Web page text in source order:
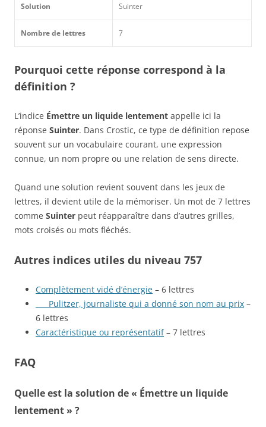
Solution Suinter
Nombre de lettres 7
Pourquoi cette réponse correspond à la
définition ?
L’indice Émettre un liquide lentement appelle ici la
réponse Suinter. Dans Crostic, ce type de définition repose
souvent sur un vocabulaire courant, une expression
connue, un nom propre ou une relation de sens directe.
Quand une solution revient souvent dans les jeux de
lettres, il devient utile de la mémoriser. Un mot de 7 lettres
comme Suinter peut réapparaître dans d’autres grilles,
mots croisés ou mots fléchés.
Autres indices utiles du niveau 757
Complètement vidé d’énergie – 6 lettres
___ Pulitzer, journaliste qui a donné son nom au prix –
6 lettres
Caractéristique ou représentatif– 7 lettres
FAQ
Quelle est la solution de « Émettre un liquide
lentement » ?